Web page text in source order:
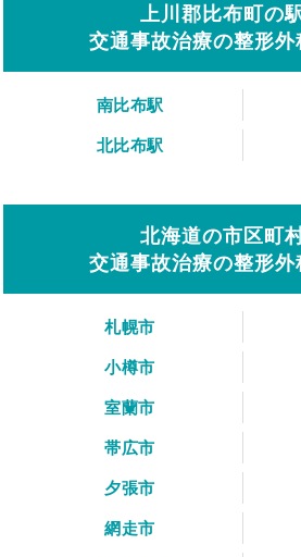
上川郡比布町の
交通事故治療の整形外
南比布駅
北比布駅
北海道の市区町
交通事故治療の整形外
札幌市
小樽市
室蘭市
帯広市
夕張市
網走市